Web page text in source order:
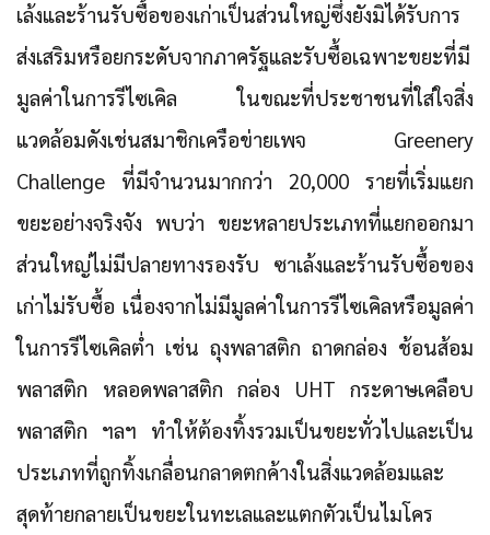
เล้งและร้านรับซื้อของเก่าเป็นส่วนใหญ่ซึ่งยังมิได้รับการ
ส่งเสริมหรือยกระดับจากภาครัฐและรับซื้อเฉพาะขยะที่มี
มูลค่าในการรีไซเคิล ในขณะที่ประชาชนที่ใส่ใจสิ่ง
แวดล้อมดังเช่นสมาชิกเครือข่ายเพจ Greenery
Challenge ที่มีจำนวนมากกว่า 20,000 รายที่เริ่มแยก
ขยะอย่างจริงจัง พบว่า ขยะหลายประเภทที่แยกออกมา
ส่วนใหญ่ไม่มีปลายทางรองรับ ซาเล้งและร้านรับซื้อของ
เก่าไม่รับซื้อ เนื่องจากไม่มีมูลค่าในการรีไซเคิลหรือมูลค่า
ในการรีไซเคิลต่ำ เช่น ถุงพลาสติก ถาดกล่อง ช้อนส้อม
พลาสติก หลอดพลาสติก กล่อง UHT กระดาษเคลือบ
พลาสติก ฯลฯ ทำให้ต้องทิ้งรวมเป็นขยะทั่วไปและเป็น
ประเภทที่ถูกทิ้งเกลื่อนกลาดตกค้างในสิ่งแวดล้อมและ
สุดท้ายกลายเป็นขยะในทะเลและแตกตัวเป็นไมโคร